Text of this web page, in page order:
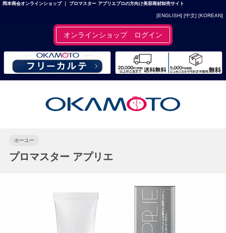
岡本商会オンラインショップ ｜ プロマスター アプリエプロの方向け美容商材卸売サイト
[ENGLISH] [中文] [KOREAN]
オンラインショップ ログイン
ホーユー
プロマスター アプリエ